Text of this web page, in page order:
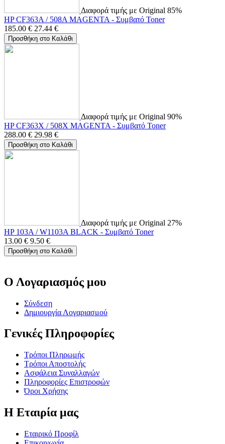
Διαφορά τιμής με Original 85%
HP CF363A / 508A MAGENTA - Συμβατό Toner
185.00 € 27.44 €
Προσθήκη στο Καλάθι
Διαφορά τιμής με Original 90%
HP CF363X / 508X MAGENTA - Συμβατό Toner
288.00 € 29.98 €
Προσθήκη στο Καλάθι
Διαφορά τιμής με Original 27%
HP 103A / W1103A BLACK - Συμβατό Toner
13.00 € 9.50 €
Προσθήκη στο Καλάθι
Ο Λογαριασμός μου
Σύνδεση
Δημιουργία Λογαριασμού
Γενικές Πληροφορίες
Τρόποι Πληρωμής
Τρόποι Αποστολής
Ασφάλεια Συναλλαγών
Πληροφορίες Επιστροφών
Όροι Χρήσης
Η Εταιρία μας
Εταιρικό Προφίλ